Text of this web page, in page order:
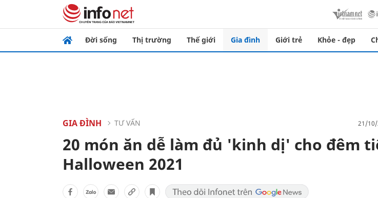
Đời sống Thị trường Thế giới Gia đình Giới trẻ Khỏe - đẹp
GIA ĐÌNH TƯ VẤN 21/
20 món ăn dễ làm đủ 'kinh dị' cho đêm
Halloween 2021